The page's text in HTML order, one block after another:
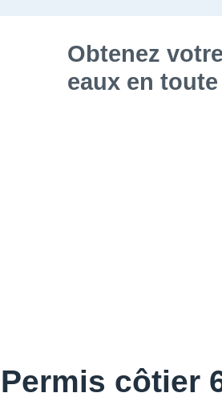
Obtenez
eaux en
Permis côtier